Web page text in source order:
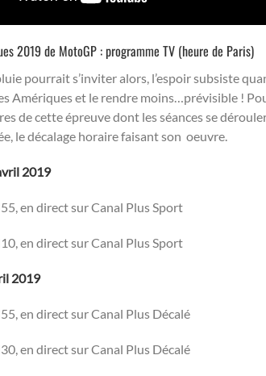
2019 de MotoGP : programme TV (heure de Paris)
pourrait s’inviter alors, l’espoir subsiste
Amériques et le rendre moins…prévisible !
de cette épreuve dont les séances se
le décalage horaire faisant son oeuvre.
2019
en direct sur Canal Plus Sport
en direct sur Canal Plus Sport
2019
en direct sur Canal Plus Décalé
en direct sur Canal Plus Décalé